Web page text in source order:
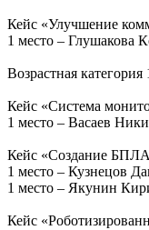
Кейс «Улучшение
1 место –
Возрастная
Кейс «Система
1 место – Васаев
Кейс «Создание
1 место – Кузнецов
1 место – Якунин
Кейс